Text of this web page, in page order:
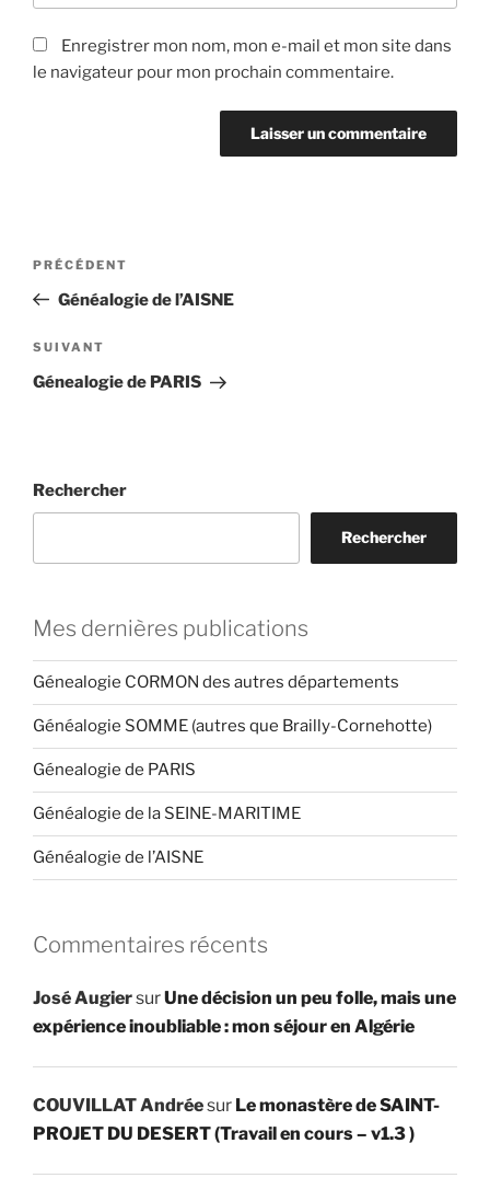
Enregistrer mon nom, mon e-mail et mon site dans
le navigateur pour mon prochain commentaire.
Navigation
l’article
Article
précédent
PRÉCÉDENT
Généalogie de l’AISNE
Article
suivant
SUIVANT
Génealogie de PARIS
Rechercher
Rechercher
Mes dernières publications
Génealogie CORMON des autres départements
Généalogie SOMME (autres que Brailly-Cornehotte)
Génealogie de PARIS
Généalogie de la SEINE-MARITIME
Généalogie de l’AISNE
Commentaires récents
José AugiersurUne décision un peu folle, mais une
expérience inoubliable : mon séjour en Algérie
COUVILLAT Andréesur Le monastère de SAINT-
PROJET DU DESERT (Travail en cours – v1.3 )